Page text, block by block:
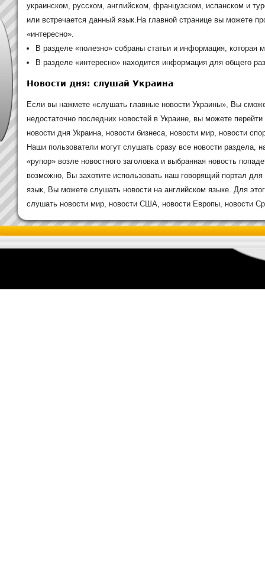
украинском, русском, английском, французском, испанском и
или встречается данный язык.На главной странице вы можете
«интересно».
В разделе «полезно» собраны статьи и информация, которая
В разделе «интересно» находится информация для общего
Новости дня: слушай Украина
Если вы нажмете «слушать главные новости Украины», Вы
недостаточно последних новостей в Украине, вы можете
новости дня Украина, новости бизнеса, новости мир, новости
Наши пользователи могут слушать сразу все новости раздела,
«рупор» возле новостного заголовка и выбранная новость
возможно, Вы захотите использовать наш говорящий портал
язык, Вы можете слушать новости на английском языке. Для
слушать новости мир, новости США, новости Европы, новости